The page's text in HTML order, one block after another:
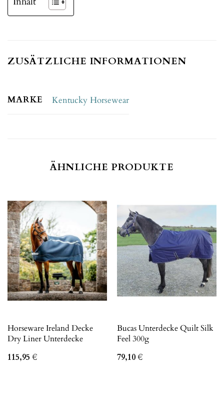
ZUSÄTZLICHE INFORMATIONEN
MARKE Kentucky Horsewear
ÄHNLICHE PRODUKTE
Horseware Ireland Decke
Dry Liner Unterdecke
115,95 €
Bucas Unterdecke Quilt Silk
Feel 300g
79,10€